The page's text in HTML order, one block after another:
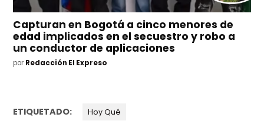
Capturan en Bogotá a cinco menores de
edad implicados en el secuestro y robo a
un conductor de aplicaciones
por Redacción El Expreso
ETIQUETADO: Hoy Qué